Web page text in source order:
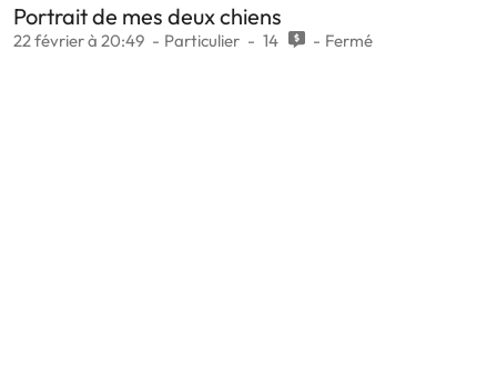
Portrait de mes deux chiens
22 février à 20:49 Particulier 14 Fermé